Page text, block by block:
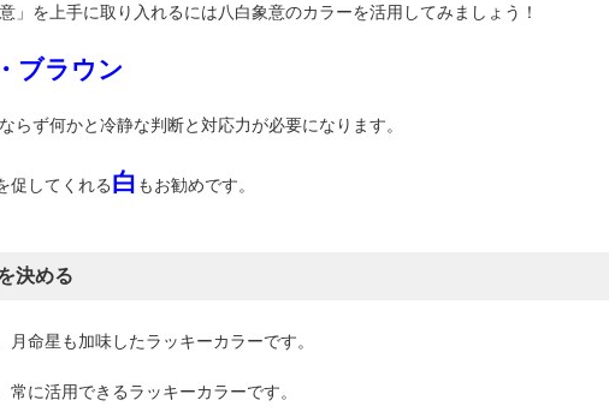
」を上手に取り入れるには八白象意のカラーを活用してみましょう！
ブラウン
らず何かと冷静な判断と対応力が必要になります。
促してくれる白 もお勧めです。
決める
命星も加味したラッキーカラーです。
に活用できるラッキーカラーです。